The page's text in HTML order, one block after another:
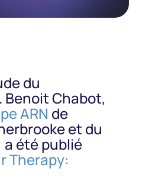
du
Benoit Chabot,
ARN de
et du
a été publié
Therapy: